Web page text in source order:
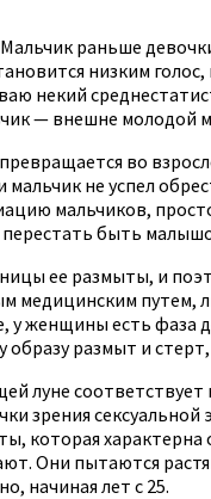
раньше
низким
некий
— внешне молодой
во
не успел
мальчиков,
быть
ее размыты, и
путем,
у женщины есть
образу размыт и
луне
зрения
которая
Они пытаются
начиная лет с 25.